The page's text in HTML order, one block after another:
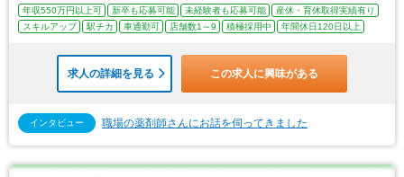
年収550万円以上可 新卒も応募可能 未経験者も応募可能
産休・育休取得実績有り
スキルアップ
駅チカ 車通勤可 店舗数1～9 積極採用中 年間休日120日以上
求人の詳細を見る この求人に興味がある
インタビュー 職場の薬剤師さんにお話を伺ってきました